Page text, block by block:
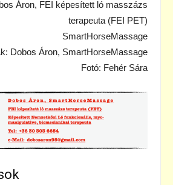
Áron, FEI képesített ló masszázs
terapeuta (FEI PET)
SmartHorseMassage
Dobos Áron, SmartHorseMassage
Fotó: Fehér Sára